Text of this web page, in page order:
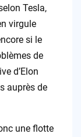
Tesla,
virgule
si le
de
d’Elon
auprès de
une flotte